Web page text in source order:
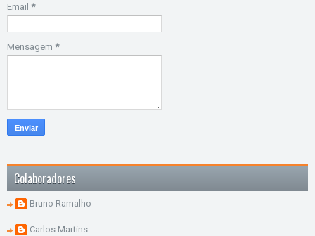
Email *
Mensagem *
Colaboradores
Bruno Ramalho
Carlos Martins